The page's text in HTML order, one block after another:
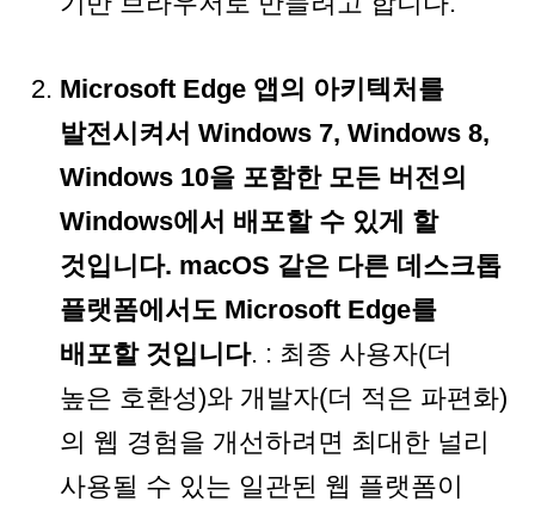
Microsoft Edge 앱의 아키텍처를
발전시켜서 Windows 7, Windows 8,
Windows 10을 포함한 모든 버전의
Windows에서 배포할 수 있게 할
것입니다. macOS 같은 다른 데스크톱
플랫폼에서도 Microsoft Edge를
배포할 것입니다. : 최종 사용자(더
높은 호환성)와 개발자(더 적은 파편화)
의 웹 경험을 개선하려면 최대한 널리
사용될 수 있는 일관된 웹 플랫폼이